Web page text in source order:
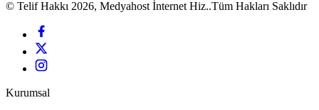
© Telif Hakkı 2026, Medyahost İnternet Hiz..Tüm Hakları Saklıdır
Kurumsal